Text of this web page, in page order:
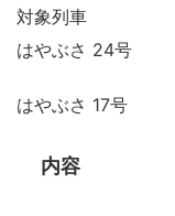
対象列車
はやぶさ 24号
はやぶさ 17号
内容